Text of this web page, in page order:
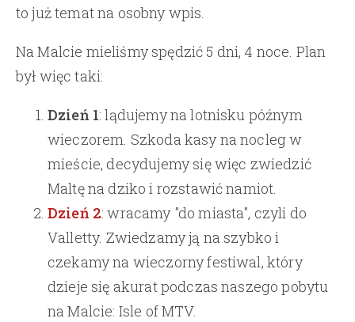
to już temat na osobny wpis.
Na Malcie mieliśmy spędzić 5 dni, 4 noce. Plan
był więc taki:
Dzień 1: lądujemy na lotnisku późnym
wieczorem. Szkoda kasy na nocleg w
mieście, decydujemy się więc zwiedzić
Maltę na dziko i rozstawić namiot.
Dzień 2: wracamy "do miasta", czyli do
Valletty. Zwiedzamy ją na szybko i
czekamy na wieczorny festiwal, który
dzieje się akurat podczas naszego pobytu
na Malcie: Isle of MTV.